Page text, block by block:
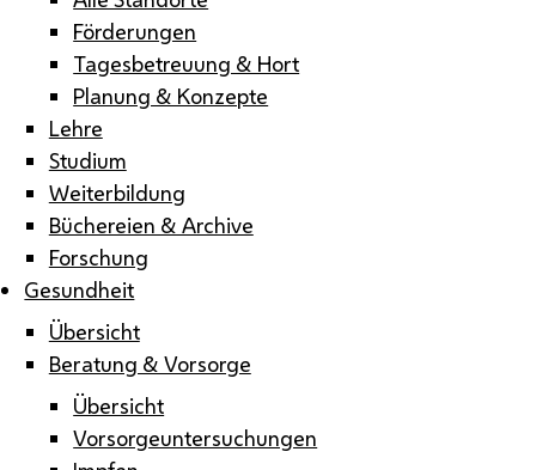
Förderungen
Tagesbetreuung & Hort
Planung & Konzepte
Lehre
Studium
Weiterbildung
Büchereien & Archive
Forschung
Gesundheit
Übersicht
Beratung & Vorsorge
Übersicht
Vorsorgeuntersuchungen